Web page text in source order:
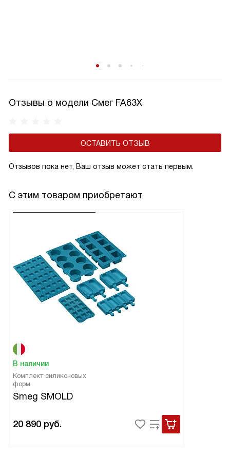
Отзывы о модели Смег FA63X
ОСТАВИТЬ ОТЗЫВ
Отзывов пока нет, Ваш отзыв может стать первым.
С этим товаром приобретают
В наличии
Комплект силиконовых
форм
Smeg SMOLD
20 890 руб.